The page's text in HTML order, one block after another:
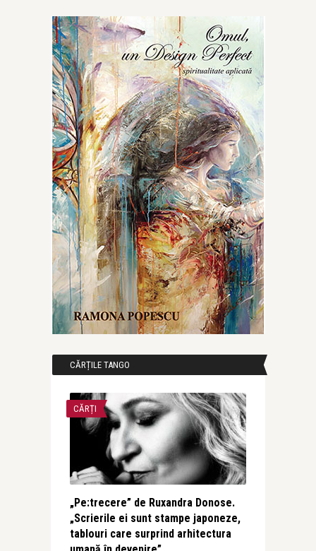
CĂRȚILE TANGO
CĂRȚI
„Pe:trecere” de Ruxandra Donose.
„Scrierile ei sunt stampe japoneze,
tablouri care surprind arhitectura